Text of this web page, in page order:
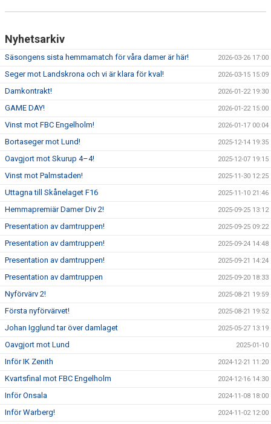
Nyhetsarkiv
Säsongens sista hemmamatch för våra damer är här! 2026-03-26 17:00
Seger mot Landskrona och vi är klara för kval! 2026-03-15 15:09
Damkontrakt! 2026-01-22 19:30
GAME DAY! 2026-01-22 15:00
Vinst mot FBC Engelholm! 2026-01-17 00:04
Bortaseger mot Lund! 2025-12-14 19:35
Oavgjort mot Skurup 4–4! 2025-12-07 19:15
Vinst mot Palmstaden! 2025-11-30 12:25
Uttagna till Skånelaget F16 2025-11-10 21:46
Hemmapremiär Damer Div 2! 2025-09-25 13:12
Presentation av damtruppen! 2025-09-25 09:22
Presentation av damtruppen! 2025-09-24 14:48
Presentation av damtruppen! 2025-09-21 14:24
Presentation av damtruppen 2025-09-20 18:33
Nyförvärv 2! 2025-08-21 19:59
Första nyförvärvet! 2025-08-21 19:52
Johan Igglund tar över damlaget 2025-05-27 13:19
Oavgjort mot Lund 2025-01-10
Inför IK Zenith 2024-12-21 11:20
Kvartsfinal mot FBC Engelholm 2024-12-16 14:30
Inför Onsala 2024-11-08 18:00
Inför Warberg! 2024-11-02 12:00